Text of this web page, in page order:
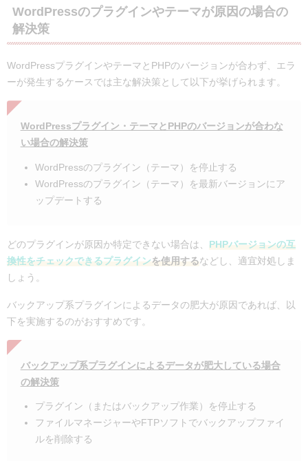
WordPressのプラグインやテーマが原因の場合の
解決策
WordPressプラグインやテーマとPHPのバージョンが合わず、エラ
ーが発生するケースでは主な解決策として以下が挙げられます。
WordPressプラグイン・テーマとPHPのバージョンが合わな
い場合の解決策
WordPressのプラグイン（テーマ）を停止する
WordPressのプラグイン（テーマ）を最新バージョンにア
ップデートする
どのプラグインが原因か特定できない場合は、 PHPバージョンの互
換性をチェックできるプラグインを使用するなどし、適宜対処しま
しょう。
バックアップ系プラグインによるデータの肥大が原因であれば、以
下を実施するのがおすすめです。
バックアップ系プラグインによるデータが肥大している場合
の解決策
プラグイン（またはバックアップ作業）を停止する
ファイルマネージャーやFTPソフトでバックアップファイ
ルを削除する